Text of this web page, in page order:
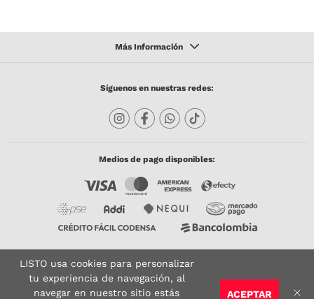
Síguenos en nuestras redes:
Medios de pago disponibles:
Copyright © 2023 TODACO S.A.S. Listo Mundo Cerámico. All Rights Reserved. Powered
by
Sitio seguro: Vigilado por: Certificado:
ACEPTAR
LISTO usa cookies para personalizar
tu experiencia de navegación, al
navegar en nuestro sitio estás